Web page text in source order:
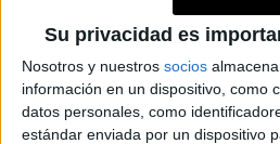
Su privacidad es
Nosotros y nuestros socios
información en un dispositivo, como
datos personales, como
estándar enviada por un dispositivo
Weekend
Look
Luz Mía Lunateen
© Perfil.com 2006-2019 - Todos
Registro de Propiedad